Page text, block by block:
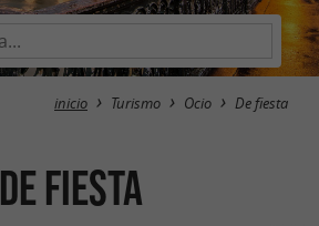
inicio Turismo Ocio De fiesta
De fiesta